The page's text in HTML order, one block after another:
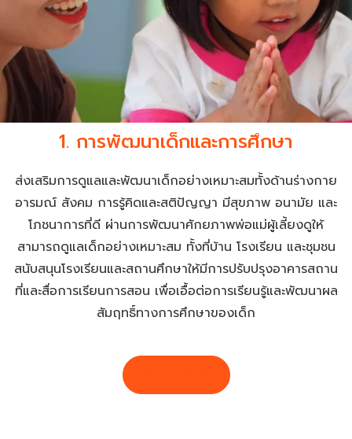
1. การพัฒนาเด็กและการศึกษา
ส่งเสริมการดูแลและพัฒนาเด็กอย่างเหมาะสมทั้งด้านร่างกาย
อารมณ์ สังคม การรู้คิดและสติปัญญา มีสุขภาพ อนามัย และ
โภชนาการที่ดี ผ่านการพัฒนาศักยภาพพ่อแม่ผู้เลี้ยงดูให้
สามารถดูแลเด็กอย่างเหมาะสม ทั้งที่บ้าน โรงเรียน และชุมชน
สนับสนุนโรงเรียนและสถานศึกษาให้มีการปรับปรุงอาคารสถาน
ที่และสื่อการเรียนการสอน เพื่อเอื้อต่อการเรียนรู้และพัฒนาผล
สัมฤทธิ์ทางการศึกษาของเด็ก